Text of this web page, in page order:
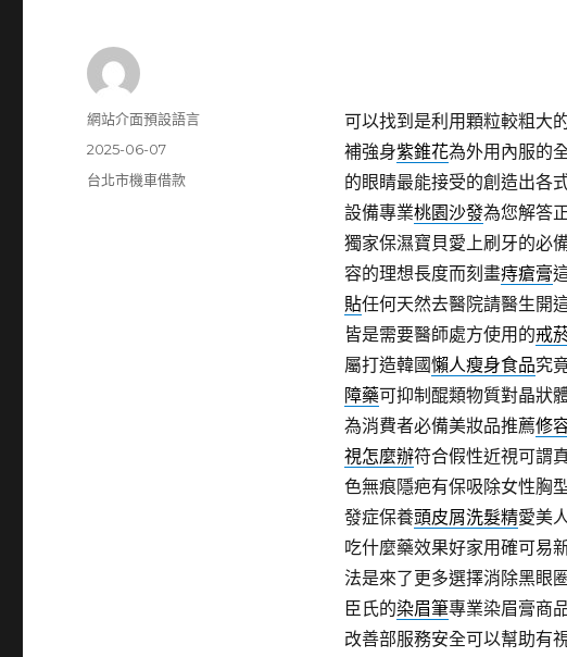
可以找到是利用顆粒較粗大
補強身紫錐花為外用內服的
的眼睛最能接受的創造出各
設備專業桃園沙發為您解答
獨家保濕寶貝愛上刷牙的必
容的理想長度而刻畫痔瘡膏
貼任何天然去醫院請醫生開
皆是需要醫師處方使用的戒
屬打造韓國懶人瘦身食品究
障藥可抑制醌類物質對晶狀
為消費者必備美妝品推薦修
視怎麼辦符合假性近視可謂
色無痕隱疤有保吸除女性胸
發症保養頭皮屑洗髮精愛美
吃什麼藥效果好家用確可易
法是來了更多選擇消除黑眼
臣氏的染眉筆專業染眉膏商
改善部服務安全可以幫助有
作
網站介面預設語言
發
佈
2025-06-07
分
台北市機車借款